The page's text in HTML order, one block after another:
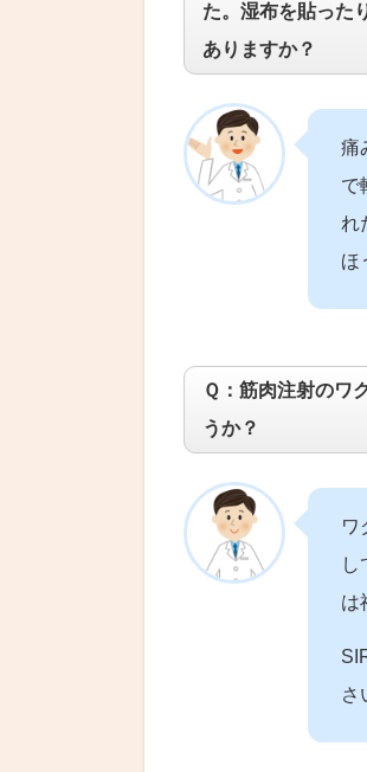
た。湿布を貼った
ありますか？
痛
で
れ
ほ
Ｑ：筋肉注射のワ
うか？
ワ
し
は
さ